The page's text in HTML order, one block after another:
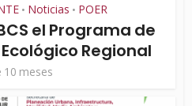
• Noticias • POER
el Programa de
Regional
10 meses